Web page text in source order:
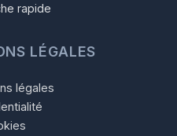
rapide
LÉGALES
légales